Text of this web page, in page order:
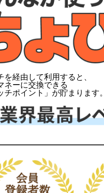
を経由して利用すると、
ネーに交換できる
チポイント 」が貯まります。